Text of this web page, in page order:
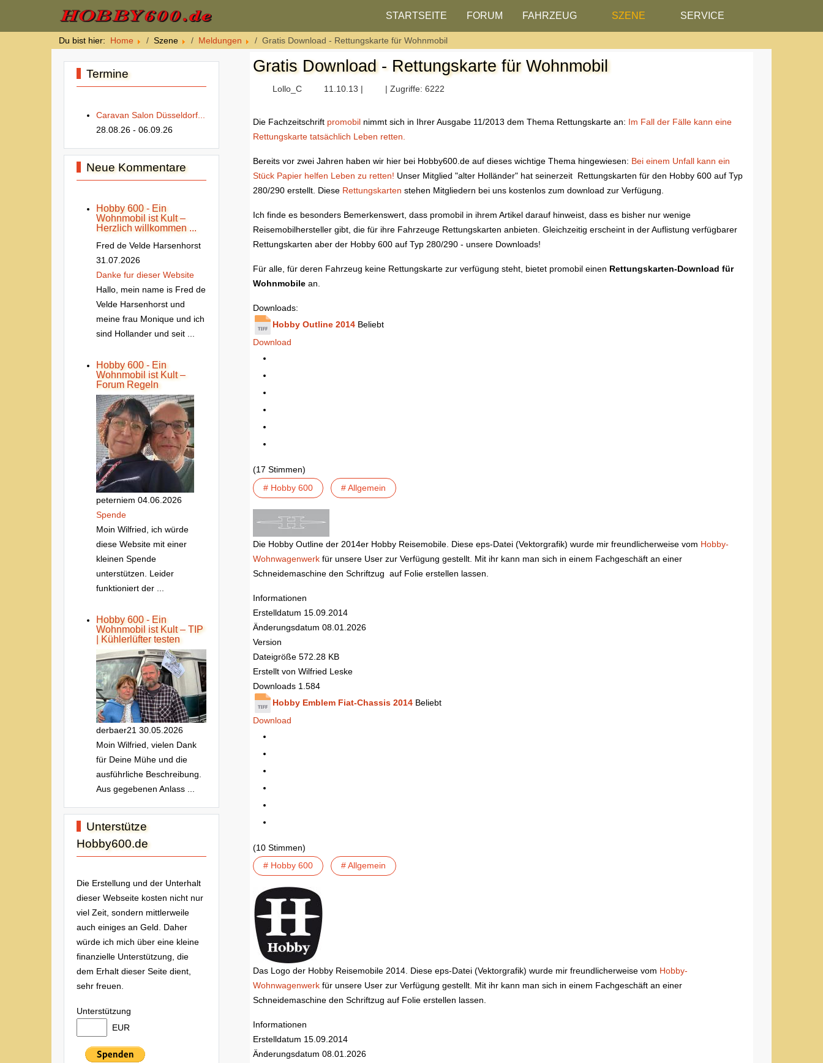
STARTSEITE FORUM FAHRZEUG SZENE SERVICE
Du bist hier: Home Szene Meldungen Gratis Download - Rettungskarte für Wohnmobil
Termine
Caravan Salon Düsseldorf...
28.08.26 - 06.09.26
Neue Kommentare
Hobby 600 - Ein
Wohnmobil ist Kult –
Herzlich willkommen ...
Fred de Velde Harsenhorst
31.07.2026
Danke fur dieser Website
Hallo, mein name is Fred de
Velde Harsenhorst und
meine frau Monique und ich
sind Hollander und seit ...
Hobby 600 - Ein
Wohnmobil ist Kult –
Forum Regeln
peterniem 04.06.2026
Spende
Moin Wilfried, ich würde
diese Website mit einer
kleinen Spende
unterstützen. Leider
funktioniert der ...
Hobby 600 - Ein
Wohnmobil ist Kult – TIP
| Kühlerlüfter testen
derbaer21 30.05.2026
Moin Wilfried, vielen Dank
für Deine Mühe und die
ausführliche Beschreibung.
Aus gegebenen Anlass ...
Unterstütze
Hobby600.de
Die Erstellung und der Unterhalt
dieser Webseite kosten nicht nur
viel Zeit, sondern mittlerweile
auch einiges an Geld. Daher
würde ich mich über eine kleine
finanzielle Unterstützung, die
dem Erhalt dieser Seite dient,
sehr freuen.
Unterstützung
EUR
Gratis Download - Rettungskarte für Wohnmobil
Lollo_C 11.10.13 | | Zugriffe: 6222
Die Fachzeitschrift promobil nimmt sich in Ihrer Ausgabe 11/2013 dem Thema Rettungskarte an: Im Fall der Fälle kann eine
Rettungskarte tatsächlich Leben retten.
Bereits vor zwei Jahren haben wir hier bei Hobby600.de auf dieses wichtige Thema hingewiesen: Bei einem Unfall kann ein
Stück Papier helfen Leben zu retten! Unser Mitglied "alter Holländer" hat seinerzeit Rettungskarten für den Hobby 600 auf Typ
280/290 erstellt. Diese Rettungskarten stehen Mitgliedern bei uns kostenlos zum download zur Verfügung.
Ich finde es besonders Bemerkenswert, dass promobil in ihrem Artikel darauf hinweist, dass es bisher nur wenige
Reisemobilhersteller gibt, die für ihre Fahrzeuge Rettungskarten anbieten. Gleichzeitig erscheint in der Auflistung verfügbarer
Rettungskarten aber der Hobby 600 auf Typ 280/290 - unsere Downloads!
Für alle, für deren Fahrzeug keine Rettungskarte zur verfügung steht, bietet promobil einen Rettungskarten-Download für
Wohnmobile an.
Downloads:
Hobby Outline 2014 Beliebt
Download
(17 Stimmen)
# Hobby 600
# Allgemein
Die Hobby Outline der 2014er Hobby Reisemobile. Diese eps-Datei (Vektorgrafik) wurde mir freundlicherweise vom Hobby-
Wohnwagenwerk für unsere User zur Verfügung gestellt. Mit ihr kann man sich in einem Fachgeschäft an einer
Schneidemaschine den Schriftzug auf Folie erstellen lassen.
Informationen
Erstelldatum 15.09.2014
Änderungsdatum 08.01.2026
Version
Dateigröße 572.28 KB
Erstellt von Wilfried Leske
Downloads 1.584
Hobby Emblem Fiat-Chassis 2014 Beliebt
Download
(10 Stimmen)
# Hobby 600
# Allgemein
Das Logo der Hobby Reisemobile 2014. Diese eps-Datei (Vektorgrafik) wurde mir freundlicherweise vom Hobby-
Wohnwagenwerk für unsere User zur Verfügung gestellt. Mit ihr kann man sich in einem Fachgeschäft an einer
Schneidemaschine den Schriftzug auf Folie erstellen lassen.
Informationen
Erstelldatum 15.09.2014
Änderungsdatum 08.01.2026